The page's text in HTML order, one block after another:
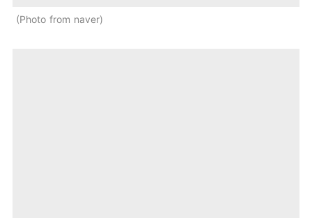
Photo from naver